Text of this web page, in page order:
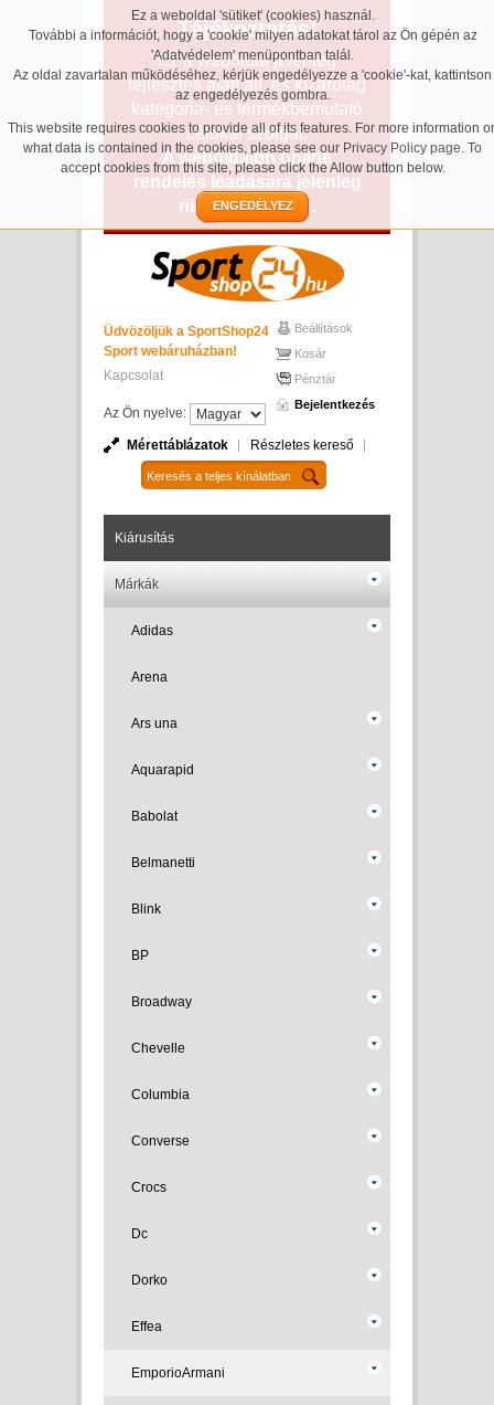
Ez a weboldal 'sütiket' (cookies) használ.
További a információt, hogy a 'cookie' milyen adatokat tárol az Ön gépén az
'Adatvédelem' menüpontban talál.
Az oldal zavartalan működéséhez, kérjük engedélyezze a 'cookie'-kat, kattintson
az engedélyezés gombra.
This website requires cookies to provide all of its features. For more information
what data is contained in the cookies, please see our Privacy Policy page. To
accept cookies from this site, please click the Allow button below.
ENGEDÉLYEZ
Tájékoztatás!
Ez a weboldal jelenleg
fejlesztés alatt áll, és kizárólag
kategória- és termékbemutató
célokat szolgál.
A weboldalon online
rendelés leadására jelenleg
nincs lehetőség.
Üdvözöljük a SportShop24
Sport webáruházban!
Kapcsolat
Az Ön nyelve:
Beállítások
Kosár
Pénztár
Bejelentkezés
Mérettáblázatok Részletes kereső
Kiárusítás
Márkák
Adidas
Arena
Ars una
Aquarapid
Babolat
Belmanetti
Blink
BP
Broadway
Chevelle
Columbia
Converse
Crocs
Dc
Dorko
Effea
EmporioArmani